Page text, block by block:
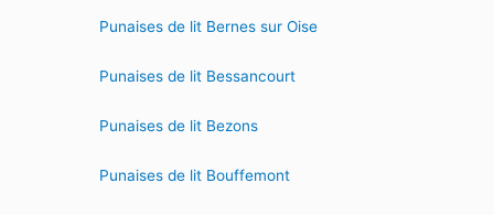
Punaises de lit Bernes sur Oise
Punaises de lit Bessancourt
Punaises de lit Bezons
Punaises de lit Bouffemont